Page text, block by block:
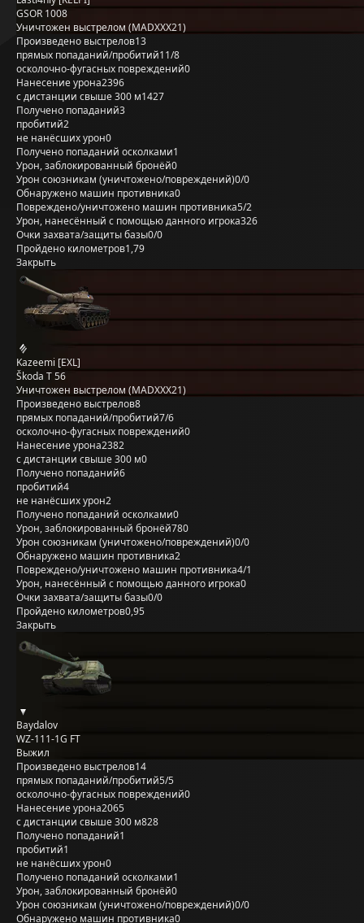
GSOR 1008
Уничтожен выстрелом (MADXXX21)
Произведено выстрелов13
прямых попаданий/пробитий11/8
осколочно-фугасных повреждений0
Нанесение урона2396
с дистанции свыше 300 м1427
Получено попаданий3
пробитий2
не нанёсших урон0
Получено попаданий осколками1
Урон, заблокированный бронёй0
Урон союзникам (уничтожено/повреждений)0/0
Обнаружено машин противника0
Повреждено/уничтожено машин противника5/2
Урон, нанесённый с помощью данного игрока326
Очки захвата/защиты базы0/0
Пройдено километров1,79
Закрыть
Kazeemi [EXL]
Škoda T 56
Уничтожен выстрелом (MADXXX21)
Произведено выстрелов8
прямых попаданий/пробитий7/6
осколочно-фугасных повреждений0
Нанесение урона2382
с дистанции свыше 300 м0
Получено попаданий6
пробитий4
не нанёсших урон2
Получено попаданий осколками0
Урон, заблокированный бронёй780
Урон союзникам (уничтожено/повреждений)0/0
Обнаружено машин противника2
Повреждено/уничтожено машин противника4/1
Урон, нанесённый с помощью данного игрока0
Очки захвата/защиты базы0/0
Пройдено километров0,95
Закрыть
Baydalov
WZ-111-1G FT
Выжил
Произведено выстрелов14
прямых попаданий/пробитий5/5
осколочно-фугасных повреждений0
Нанесение урона2065
с дистанции свыше 300 м828
Получено попаданий1
пробитий1
не нанёсших урон0
Получено попаданий осколками1
Урон, заблокированный бронёй0
Урон союзникам (уничтожено/повреждений)0/0
Обнаружено машин противника0